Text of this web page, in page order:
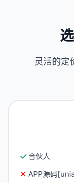
灵活的定
合伙人
APP源码